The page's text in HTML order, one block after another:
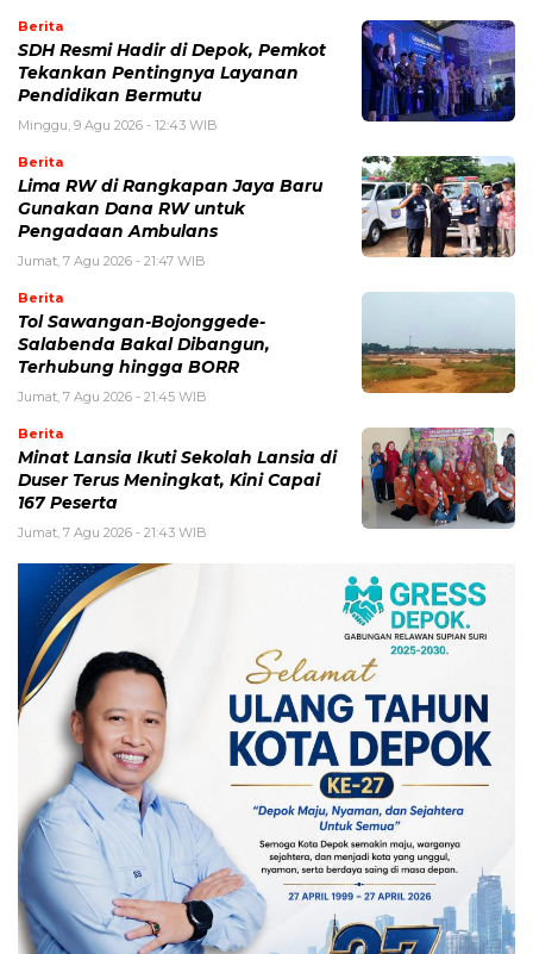
Berita
SDH Resmi Hadir di Depok, Pemkot
Tekankan Pentingnya Layanan
Pendidikan Bermutu
Minggu, 9 Agu 2026 - 12:43 WIB
Berita
Lima RW di Rangkapan Jaya Baru
Gunakan Dana RW untuk
Pengadaan Ambulans
Jumat, 7 Agu 2026 - 21:47 WIB
Berita
Tol Sawangan-Bojonggede-
Salabenda Bakal Dibangun,
Terhubung hingga BORR
Jumat, 7 Agu 2026 - 21:45 WIB
Berita
Minat Lansia Ikuti Sekolah Lansia di
Duser Terus Meningkat, Kini Capai
167 Peserta
Jumat, 7 Agu 2026 - 21:43 WIB